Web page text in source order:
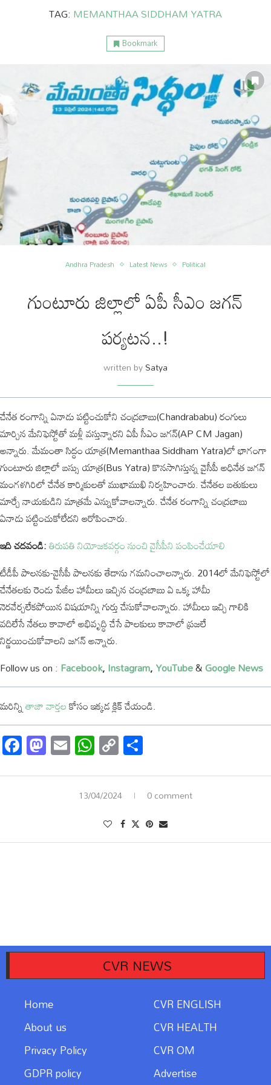
TAG: MEMANTHAA SIDDHAM YATRA
Bookmark
Andhra Pradesh Latest News Political
గుంటూరు జిల్లాలో ఏపీ సీఎం జగన్
పర్యటన..!
written bySatya
చేనేత రంగాన్ని ఏనాడు పట్టించుకోని చంద్రబాబు(Chandrababu) రంగులు
మార్చిన మేనిఫెస్టోతో మళ్లీ వస్తున్నారని ఏపీ సీఎం జగన్(AP CM Jagan)
అన్నారు. మేమంతా సిద్ధం యాత్ర(Memanthaa Siddham Yatra)లో భాగంగా
గుంటూరు జిల్లాలో బస్సు యాత్ర(Bus Yatra) కొనసాగిస్తున్న వైసీపీ అధినేత జగన్
మంగళగిరిలో చేనేత కార్మికులతో ముఖాముఖి నిర్వహించారు. చేనేతల బతుకులు
మార్చే నాయకుడిని మాత్రమే ఎన్నుకోవాలన్నారు. చేనేత రంగాన్ని చంద్రబాబు
ఏనాడు పట్టించుకోలేదని ఆరోపించారు.
ఇది చదవండి:తిరుపతి నియోజకవర్గం నుంచి వైసీపీని పంపించేయాలి
టీడీపీ పాలనకు-వైసీపీ పాలనకు తేడాను గమనించాలన్నారు. 2014లో మేనిఫెస్టోలో
చేనేతలకు రెండు పేజీల హామీలు ఇచ్చిన చంద్రబాబు ఏ ఒక్క హామీ
నెరవేర్చలేకపోయిన విషయాన్ని గుర్తు చేసుకోవాలన్నారు. హామీలు ఇచ్చి గాలికి
వదిలేసే నేతలు కావాలో అభివృద్ధి చేసే పాలకులు కావాలో ప్రజలే
నిర్ణయించుకోవాలని జగన్ అన్నారు.
Follow us on : Facebook,Instagram,YouTube&Google News
మరిన్నితాజావార్తలకోసంఇక్కడక్లిక్చేయండి.
Facebook
Mastodon
EmailWhatsApp
Copy
Link
13/04/2024 0 comment
CVR NEWS
Home
CVR ENGLISH
About us
CVR HEALTH
Privacy Policy
CVR OM
GDPR policy
Advertise